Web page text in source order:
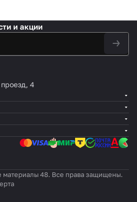
и акции
4
48. Все права защищены.